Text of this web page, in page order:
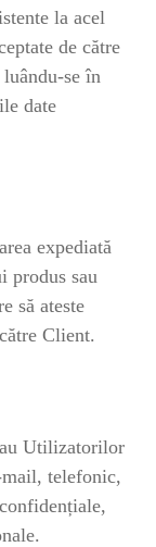
la acel
de către
se în
date
expediată
produs sau
să ateste
Client.
Utilizatorilor
telefonic,